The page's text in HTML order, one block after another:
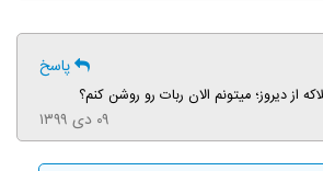
پاسخ
از دیروز؛ میتونم الان ربات رو روشن کنم؟
۰۹ دی ۱۳۹۹